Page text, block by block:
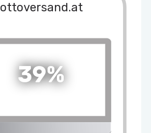
ottoversand.at
39%